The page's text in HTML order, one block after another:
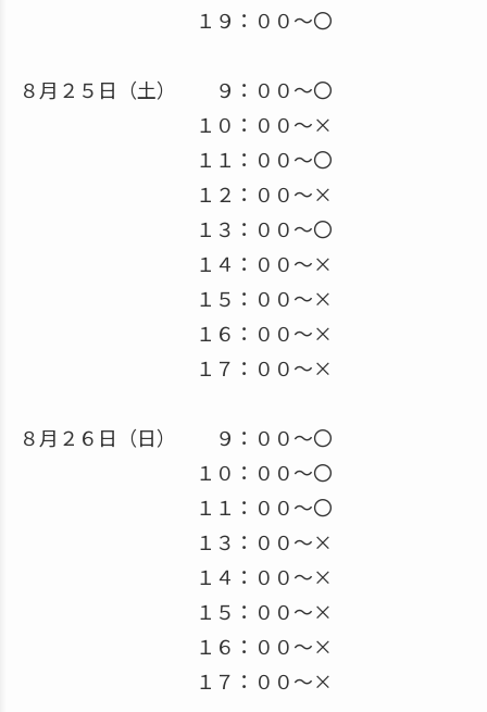
１９：００～〇
８月２５日（土） ９：００～〇
１０：００～×
１１：００～〇
１２：００～×
１３：００～〇
１４：００～×
１５：００～×
１６：００～×
１７：００～×
８月２６日（日） ９：００～〇
１０：００～〇
１１：００～〇
１３：００～×
１４：００～×
１５：００～×
１６：００～×
１７：００～×